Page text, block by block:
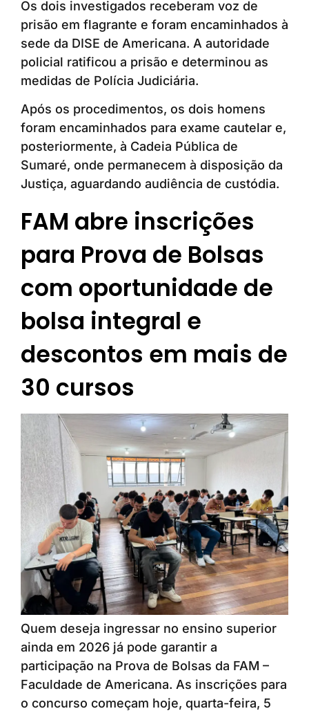
Os dois investigados receberam voz de
prisão em flagrante e foram encaminhados à
sede da DISE de Americana. A autoridade
policial ratificou a prisão e determinou as
medidas de Polícia Judiciária.
Após os procedimentos, os dois homens
foram encaminhados para exame cautelar e,
posteriormente, à Cadeia Pública de
Sumaré, onde permanecem à disposição da
Justiça, aguardando audiência de custódia.
FAM abre inscrições
para Prova de Bolsas
com oportunidade de
bolsa integral e
descontos em mais de
30 cursos
Quem deseja ingressar no ensino superior
ainda em 2026 já pode garantir a
participação na Prova de Bolsas da FAM –
Faculdade de Americana. As inscrições para
o concurso começam hoje, quarta-feira, 5